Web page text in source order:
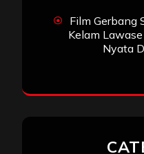
Film Gerbang
Kelam
Nyata